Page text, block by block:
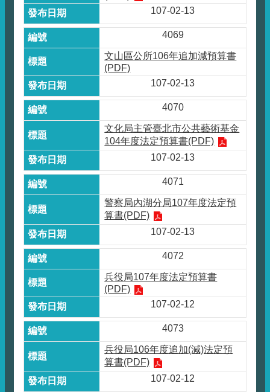
107-02-13
4069
文山區公所106年追加減預算書
(PDF)
107-02-13
4070
文化局主管臺北市公共藝術基金
104年度法定預算書(PDF)
107-02-13
4071
警察局內湖分局107年度法定預
算書(PDF)
107-02-13
4072
兵役局107年度法定預算書
(PDF)
107-02-12
4073
兵役局106年度追加(減)法定預
算書(PDF)
107-02-12